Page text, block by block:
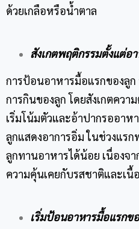
ด้วยเกลือหรือน้ำตาล
สังเกตพฤติกรรมตั้งแต่อ
การป้อนอาหารมื้อแรกของลู
การกินของลูก โดยสังเกตควา
เริ่มโน้มตัวและอ้าปากรออา
ลูกแสดงอาการอิ่ม ในช่วงแร
ลูกทานอาหารได้น้อย เนื่องจ
ความคุ้นเคยกับรสชาติและเนื้
เริ่มป้อนอาหารมื้อแรกข